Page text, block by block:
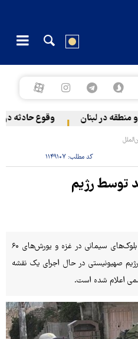
در لبنان وقوع حادثه
کد مطلب:۱۱۴۹۱۰۷
توسط رژیم
بررسی تصاویر ماهواره‌ای از جابه‌جایی بلوک‌های سیمانی در غزه و یورش‌های ۶۰
صهیونیستی در حال اجرای یک نقشه
اعلام شده است.